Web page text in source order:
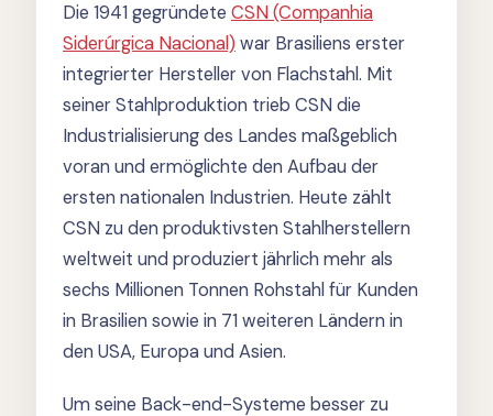
Die 1941 gegründete CSN (Companhia
Siderúrgica Nacional) war Brasiliens erster
integrierter Hersteller von Flachstahl. Mit
seiner Stahlproduktion trieb CSN die
Industrialisierung des Landes maßgeblich
voran und ermöglichte den Aufbau der
ersten nationalen Industrien. Heute zählt
CSN zu den produktivsten Stahlherstellern
weltweit und produziert jährlich mehr als
sechs Millionen Tonnen Rohstahl für Kunden
in Brasilien sowie in 71 weiteren Ländern in
den USA, Europa und Asien.
Um seine Back-end-Systeme besser zu